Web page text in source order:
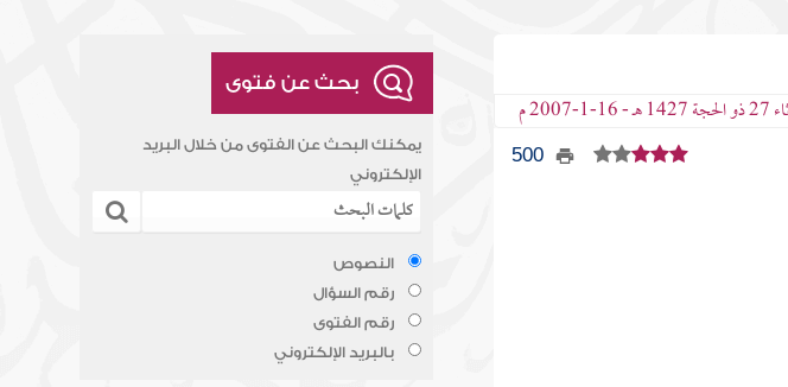
2007 م
500
بحث عن فتوى
يمكنك البحث عن الفتوى من خلال البريد
الإلكتروني
النصوص
رقم السؤال
رقم الفتوى
بالبريد الإلكتروني